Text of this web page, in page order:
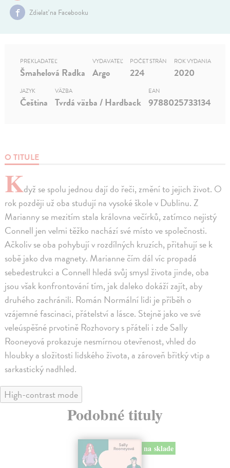
Zdielať na Facebooku
O TITULE
Když se spolu jednou dají do řeči, změní to jejich život. O
rok později už oba studují na vysoké škole v Dublinu. Z
Marianny se mezitím stala královna večírků, zatímco nejistý
Connell jen velmi těžko nachází své místo ve společnosti.
Ačkoliv se oba pohybují v rozdílných kruzích, přitahují se k
sobě jako dva magnety. Marianne čím dál víc propadá
sebedestrukci a Connell hledá svůj smysl života jinde, oba
jsou však konfrontování tím, jak daleko dokáží zajít, aby
druhého zachránili. Román Normální lidi je příběh o
vzájemné fascinaci, přátelství a lásce. Stejně jako ve své
veleúspěšné prvotině Rozhovory s přáteli i zde Sally
Rooneyová prokazuje nesmírnou otevřenost, vhled do
hloubky a složitosti lidského života, a zároveň břitký vtip a
sarkastický nadhled.
PREKLADATEĽ
Šmahelová Radka
VYDAVATEĽ
Argo
POČET STRÁN
224
ROK VYDANIA
2020
JAZYK
Čeština
VÄZBA
Tvrdá väzba / Hardback
EAN
9788025733134
High-contrast mode
Podobné tituly
na sklade